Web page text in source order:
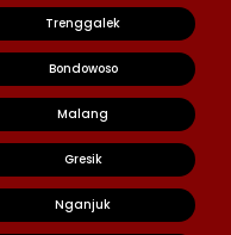
Trenggalek
Bondowoso
Malang
Gresik
Nganjuk